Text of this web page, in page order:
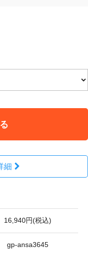
細
16,940円(税込)
gp-ansa3645